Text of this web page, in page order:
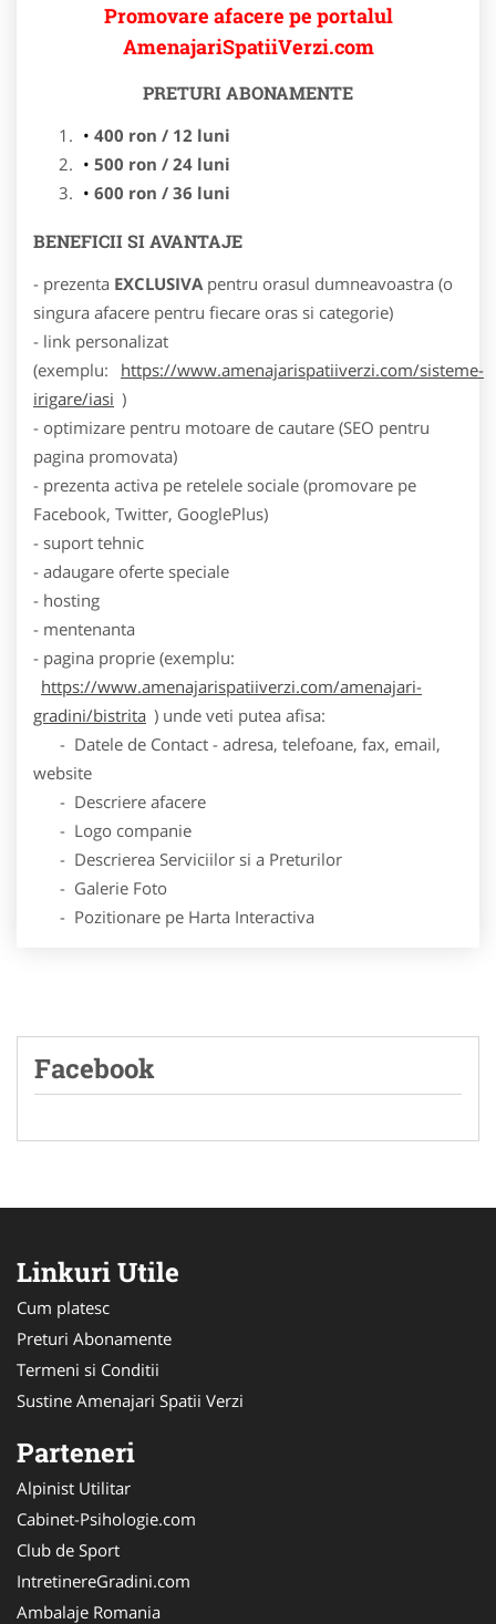
Promovare afacere pe portalul
AmenajariSpatiiVerzi.com
PRETURI ABONAMENTE
400 ron / 12 luni
500 ron / 24 luni
600 ron / 36 luni
BENEFICII SI AVANTAJE
- prezenta EXCLUSIVA pentru orasul dumneavoastra (o
singura afacere pentru fiecare oras si categorie)
- link personalizat
(exemplu:
https://www.amenajarispatiiverzi.com/sisteme-
irigare/iasi )
- optimizare pentru motoare de cautare (SEO pentru
pagina promovata)
- prezenta activa pe retelele sociale (promovare pe
Facebook, Twitter, GooglePlus)
- suport tehnic
- adaugare oferte speciale
- hosting
- mentenanta
- pagina proprie (exemplu:
https://www.amenajarispatiiverzi.com/amenajari-
gradini/bistrita ) unde veti putea afisa:
- Datele de Contact - adresa, telefoane, fax, email,
website
- Descriere afacere
- Logo companie
- Descrierea Serviciilor si a Preturilor
- Galerie Foto
- Pozitionare pe Harta Interactiva
Facebook
Linkuri Utile
Cum platesc
Preturi Abonamente
Termeni si Conditii
Sustine Amenajari Spatii Verzi
Parteneri
Alpinist Utilitar
Cabinet-Psihologie.com
Club de Sport
IntretinereGradini.com
Ambalaje Romania